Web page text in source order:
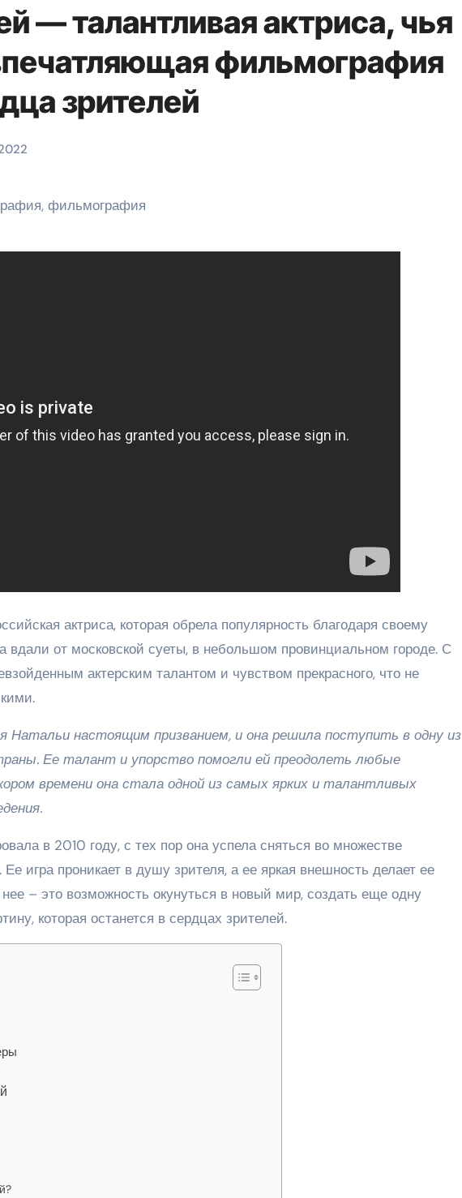
— талантливая актриса, чья
фильмография
зрителей
актриса, которая обрела популярность благодаря своему
вдали от московской суеты, в небольшом провинциальном городе. С
актерским талантом и чувством прекрасного, что не
Натальи настоящим призванием, и она решила поступить в одну из
Ее талант и упорство помогли ей преодолеть любые
времени она стала одной из самых ярких и талантливых
в 2010 году, с тех пор она успела сняться во множестве
игра проникает в душу зрителя, а ее яркая внешность делает ее
– это возможность окунуться в новый мир, создать еще одну
которая останется в сердцах зрителей.